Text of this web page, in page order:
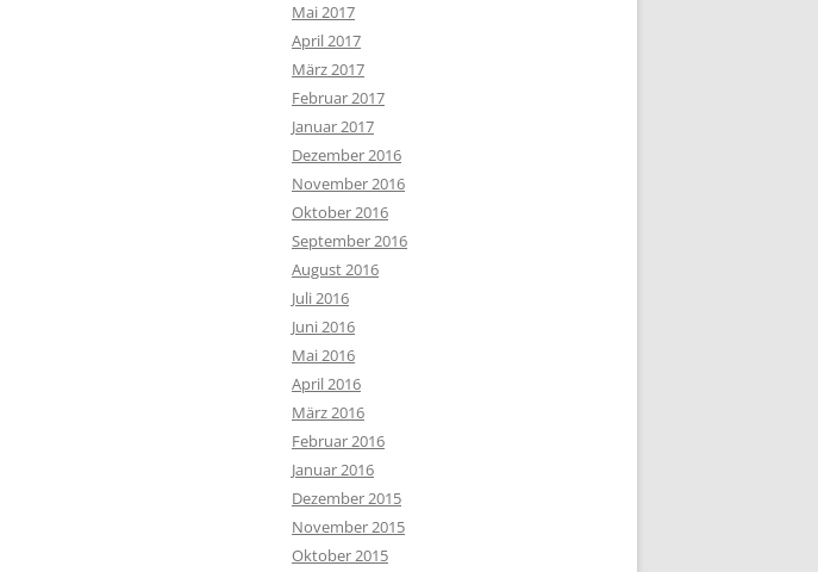
Mai 2017
April 2017
März 2017
Februar 2017
Januar 2017
Dezember 2016
November 2016
Oktober 2016
September 2016
August 2016
Juli 2016
Juni 2016
Mai 2016
April 2016
März 2016
Februar 2016
Januar 2016
Dezember 2015
November 2015
Oktober 2015